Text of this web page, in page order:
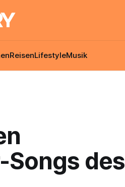
ReisenLifestyleMusik
des